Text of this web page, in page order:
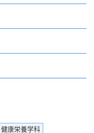
健康栄養学科